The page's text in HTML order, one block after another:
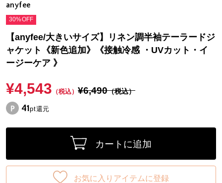
anyfee
30%OFF
【anyfee/大きいサイズ】リネン調半袖テーラードジ
ャケット《新色追加》《接触冷感 ・UVカット・イ
ージーケア 》
¥4,543 （税込） ¥6,490（税込）
41pt還元
カートに追加
お気に入りアイテムに登録